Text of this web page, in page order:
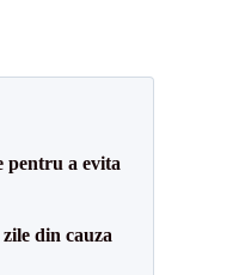
pentru a evita
din cauza